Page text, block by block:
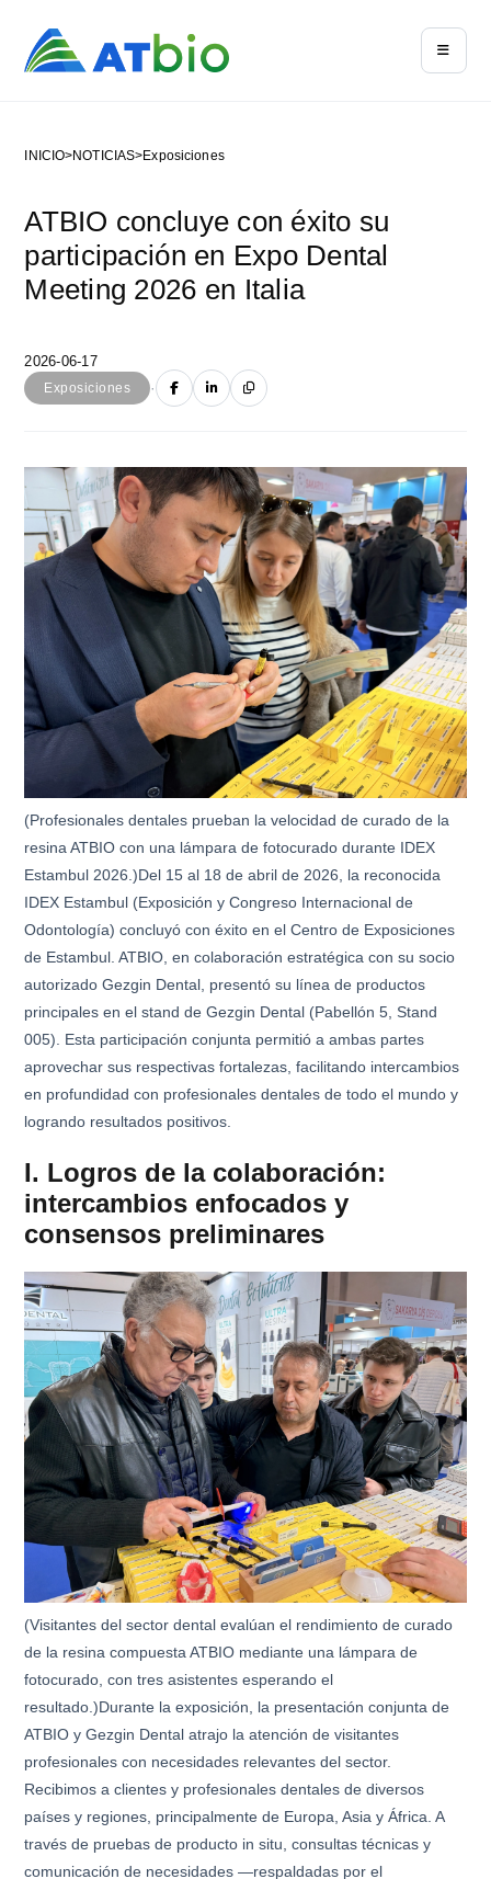
INICIO>NOTICIAS>Exposiciones
ATBIO concluye con éxito su
participación en Expo Dental
Meeting 2026 en Italia
2026-06-17
Exposiciones ·
(Profesionales dentales prueban la velocidad de curado de la
resina ATBIO con una lámpara de fotocurado durante IDEX
Estambul 2026.)Del 15 al 18 de abril de 2026, la reconocida
IDEX Estambul (Exposición y Congreso Internacional de
Odontología) concluyó con éxito en el Centro de Exposiciones
de Estambul. ATBIO, en colaboración estratégica con su socio
autorizado Gezgin Dental, presentó su línea de productos
principales en el stand de Gezgin Dental (Pabellón 5, Stand
005). Esta participación conjunta permitió a ambas partes
aprovechar sus respectivas fortalezas, facilitando intercambios
en profundidad con profesionales dentales de todo el mundo y
logrando resultados positivos.
I. Logros de la colaboración:
intercambios enfocados y
consensos preliminares
(Visitantes del sector dental evalúan el rendimiento de curado
de la resina compuesta ATBIO mediante una lámpara de
fotocurado, con tres asistentes esperando el
resultado.)Durante la exposición, la presentación conjunta de
ATBIO y Gezgin Dental atrajo la atención de visitantes
profesionales con necesidades relevantes del sector.
Recibimos a clientes y profesionales dentales de diversos
países y regiones, principalmente de Europa, Asia y África. A
través de pruebas de producto in situ, consultas técnicas y
comunicación de necesidades —respaldadas por el